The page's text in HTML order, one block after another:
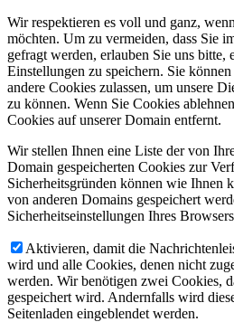
Wir respektieren es voll und ganz,
möchten. Um zu vermeiden, dass Sie
gefragt werden, erlauben Sie uns bitte,
Einstellungen zu speichern. Sie
andere Cookies zulassen, um unsere
zu können. Wenn Sie Cookies
Cookies auf unserer Domain entfernt.
Wir stellen Ihnen eine Liste der von
Domain gespeicherten Cookies zur
Sicherheitsgründen können wie Ihnen
von anderen Domains gespeichert
Sicherheitseinstellungen Ihres
Aktivieren, damit die
wird und alle Cookies, denen nicht
werden. Wir benötigen zwei Cookies,
gespeichert wird. Andernfalls wird
Seitenladen eingeblendet werden.